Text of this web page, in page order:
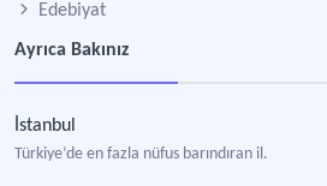
Edebiyat
Ayrıca Bakınız
İstanbul
Türkiye’de en fazla nüfus barındıran il.